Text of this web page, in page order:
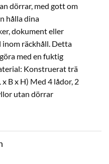
dörrar, med gott om
hålla dina
dokument eller
inom räckhåll. Detta
med en fuktig
Konstruerat trä
B x H) Med 4 lådor, 2
utan dörrar